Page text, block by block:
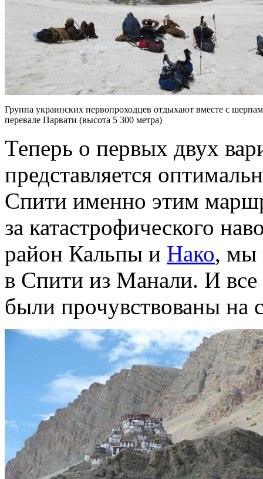
Группа украинских первопроходцев отдыхают вместе с
перевале Парвати (высота 5 300 метра)
Теперь о первых двух
представляется
Спити именно этим
за катастрофического
район Кальпы и Нако, мы
в Спити из Манали. И все
были прочувствованы на